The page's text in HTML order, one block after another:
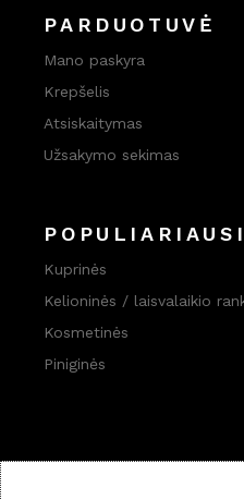
PARDUOTUVĖ
Mano paskyra
Krepšelis
Atsiskaitymas
Užsakymo sekimas
POPULIARIAUSI
Kuprinės
Kelioninės / laisvalaikio
Kosmetinės
Piniginės